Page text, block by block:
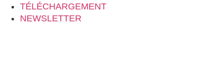
TÉLÉCHARGEMENT
NEWSLETTER